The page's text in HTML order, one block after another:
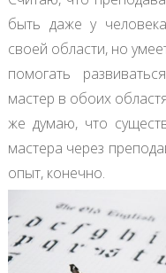
быть даже у
своей области, но
помогать
мастер в обоих
же думаю, что
мастера через
опыт, конечно.